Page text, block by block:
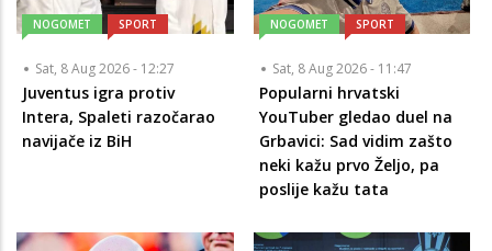
NOGOMET SPORT
Sat, 8 Aug 2026 - 12:27
Juventus igra protiv
Intera, Spaleti razočarao
navijače iz BiH
NOGOMET SPORT
Sat, 8 Aug 2026 - 11:47
Popularni hrvatski
YouTuber gledao duel na
Grbavici: Sad vidim zašto
neki kažu prvo Željo, pa
poslije kažu tata